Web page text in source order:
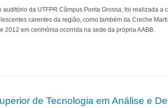
da UTFPR Câmpus Ponta Grossa, foi realizada
carentes da região, como também da Creche
2012 em cerimônia ocorrida na sede da própria AABB.
oferecidos pelo Programa de Inclusão Digital da UTFPR
de Tecnologia em Análise e